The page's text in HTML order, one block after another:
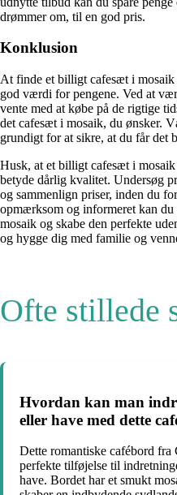
drømmer om, til en god pris.
Konklusion
At finde et billigt cafesæt i
god værdi for pengene. Ved at
vente med at købe på de rigtige
det cafesæt i mosaik, du ønsker.
grundigt for at sikre, at du får det
Husk, at et billigt cafesæt i
betyde dårlig kvalitet. Undersøg
og sammenlign priser, inden du
opmærksom og informeret kan
mosaik og skabe den perfekte
og hygge dig med familie og
Ofte stillede
Hvordan kan man
eller have med dette
Dette romantiske cafébord
perfekte tilføjelse til
have. Bordet har et smukt